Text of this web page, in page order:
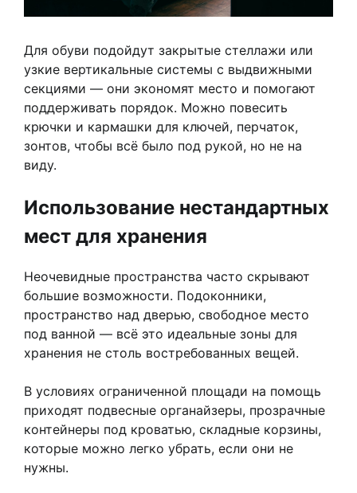
Для обуви подойдут закрытые стеллажи или
узкие вертикальные системы с выдвижными
секциями — они экономят место и помогают
поддерживать порядок. Можно повесить
крючки и кармашки для ключей, перчаток,
зонтов, чтобы всё было под рукой, но не на
виду.
Использование нестандартных
мест для хранения
Неочевидные пространства часто скрывают
большие возможности. Подоконники,
пространство над дверью, свободное место
под ванной — всё это идеальные зоны для
хранения не столь востребованных вещей.
В условиях ограниченной площади на помощь
приходят подвесные органайзеры, прозрачные
контейнеры под кроватью, складные корзины,
которые можно легко убрать, если они не
нужны.